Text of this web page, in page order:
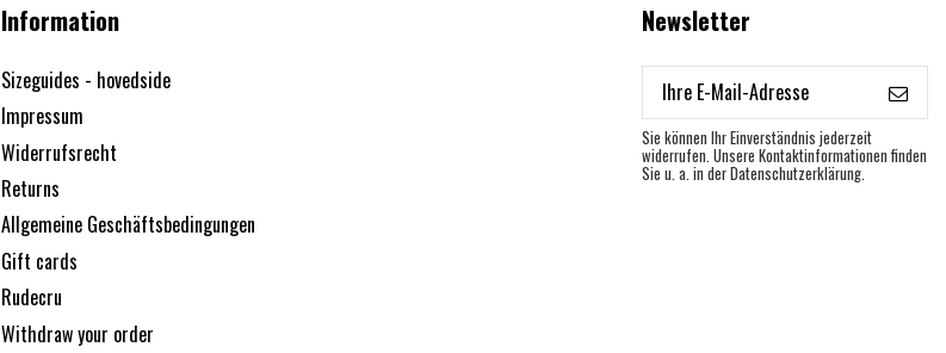
Information
Sizeguides - hovedside
Impressum
Widerrufsrecht
Returns
Allgemeine Geschäftsbedingungen
Gift cards
Rudecru
Withdraw your order
Newsletter
Sie können Ihr Einverständnis jederzeit
widerrufen. Unsere Kontaktinformationen finden
Sie u. a. in der Datenschutzerklärung.